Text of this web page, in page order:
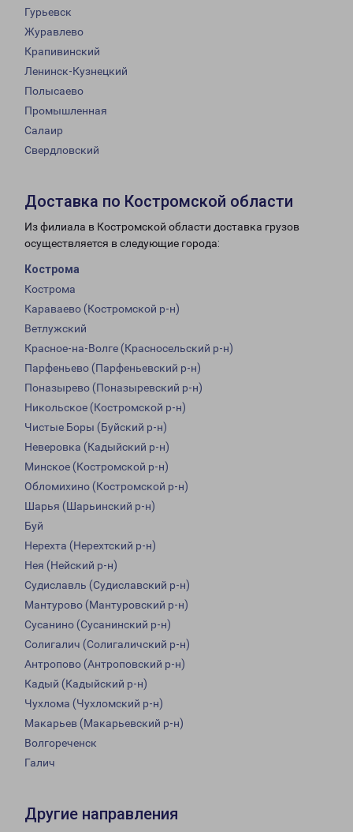
Гурьевск
Журавлево
Крапивинский
Ленинск-Кузнецкий
Полысаево
Промышленная
Салаир
Свердловский
Доставка по Костромской области
Из филиала в Костромской области доставка грузов
осуществляется в следующие города:
Кострома
Кострома
Караваево (Костромской р-н)
Ветлужский
Красное-на-Волге (Красносельский р-н)
Парфеньево (Парфеньевский р-н)
Поназырево (Поназыревский р-н)
Никольское (Костромской р-н)
Чистые Боры (Буйский р-н)
Неверовка (Кадыйский р-н)
Минское (Костромской р-н)
Обломихино (Костромской р-н)
Шарья (Шарьинский р-н)
Буй
Нерехта (Нерехтский р-н)
Нея (Нейский р-н)
Судиславль (Судиславский р-н)
Мантурово (Мантуровский р-н)
Сусанино (Сусанинский р-н)
Солигалич (Солигаличский р-н)
Антропово (Антроповский р-н)
Кадый (Кадыйский р-н)
Чухлома (Чухломский р-н)
Макарьев (Макарьевский р-н)
Волгореченск
Галич
Другие направления